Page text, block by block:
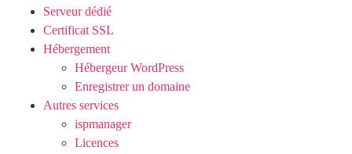
Serveur dédié
Certificat SSL
Hébergement
Hébergeur WordPress
Enregistrer un domaine
Autres services
ispmanager
Licences